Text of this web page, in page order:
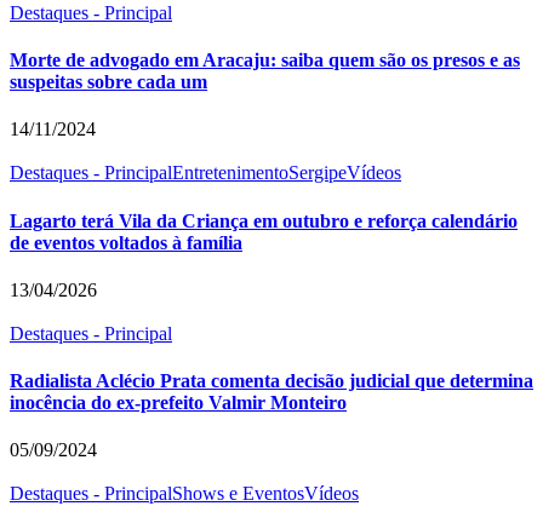
Destaques - Principal
Morte de advogado em Aracaju: saiba quem são os presos e as
suspeitas sobre cada um
14/11/2024
Destaques - PrincipalEntretenimentoSergipeVídeos
Lagarto terá Vila da Criança em outubro e reforça calendário
de eventos voltados à família
13/04/2026
Destaques - Principal
Radialista Aclécio Prata comenta decisão judicial que determina
inocência do ex-prefeito Valmir Monteiro
05/09/2024
Destaques - PrincipalShows e EventosVídeos